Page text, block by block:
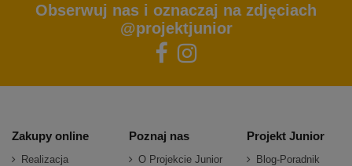
Obserwuj nas i oznaczaj na zdjęciach
@projektjunior
Zakupy online
Realizacja
Poznaj nas
O Projekcie Junior
Projekt Junior
Blog-Poradnik